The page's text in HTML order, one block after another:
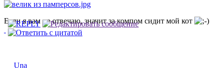
Если я вам не отвечаю, значит за компом сидит мой кот
Una